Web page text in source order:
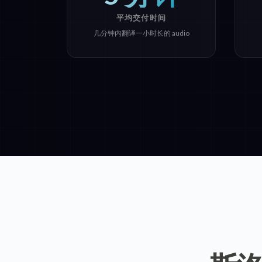
平均交付时间
几分钟内翻译一小时长的 audio